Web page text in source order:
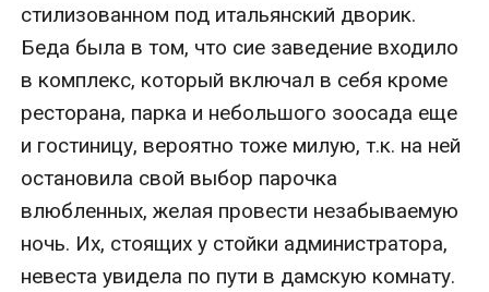
стилизованном под итальянский дворик.
Беда была в том, что сие заведение входило
в комплекс, который включал в себя кроме
ресторана, парка и небольшого зоосада еще
и гостиницу, вероятно тоже милую, т.к. на ней
остановила свой выбор парочка
влюбленных, желая провести незабываемую
ночь. Их, стоящих у стойки администратора,
невеста увидела по пути в дамскую комнату.